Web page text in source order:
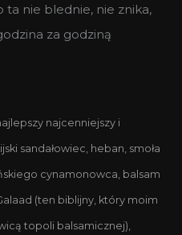
ta nie blednie, nie znika,
za godziną
najcenniejszy i
sandałowiec, heban, smoła
cynamonowca, balsam
(ten biblijny, który moim
topoli balsamicznej),